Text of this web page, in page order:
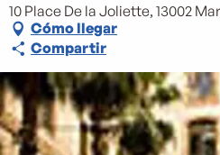
10 Place De la Joliette, 13002
Cómo llegar
Compartir